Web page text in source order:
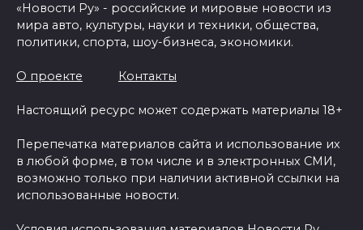
«Новости Ру» - российские и мировые новости из
мира авто, культуры, науки и техники, общества,
политики, спорта, шоу-бизнеса, экономики.
О проекте Контакты
Настоящий ресурс может содержать материалы 18+
Перепечатка материалов сайта и использование их
в любой форме, в том числе и в электронных СМИ,
возможно только при наличии активной ссылки на
использованные новости.